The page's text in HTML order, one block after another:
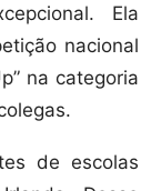
Ela
nacional
na categoria
de escolas